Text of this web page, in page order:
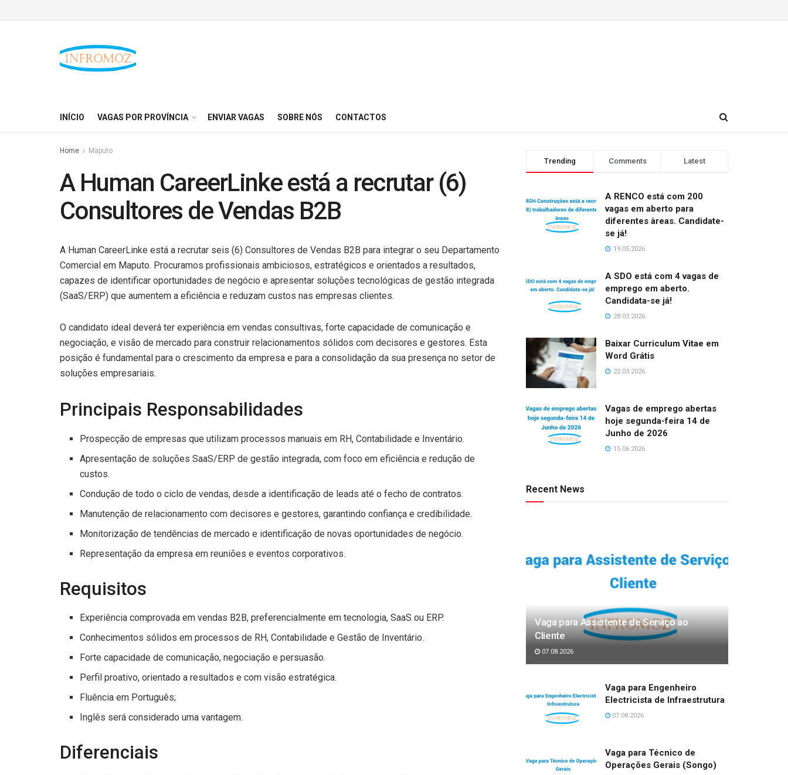
INÍCIO VAGAS POR PROVÍNCIA ENVIAR VAGAS SOBRE NÓS CONTACTOS
Home Maputo
A Human CareerLinke está a recrutar (6)
Consultores de Vendas B2B
A Human CareerLinke está a recrutar seis (6) Consultores de Vendas B2B para integrar o seu Departamento
Comercial em Maputo. Procuramos profissionais ambiciosos, estratégicos e orientados a resultados,
capazes de identificar oportunidades de negócio e apresentar soluções tecnológicas de gestão integrada
(SaaS/ERP) que aumentem a eficiência e reduzam custos nas empresas clientes.
O candidato ideal deverá ter experiência em vendas consultivas, forte capacidade de comunicação e
negociação, e visão de mercado para construir relacionamentos sólidos com decisores e gestores. Esta
posição é fundamental para o crescimento da empresa e para a consolidação da sua presença no setor de
soluções empresariais.
Principais Responsabilidades
Prospecção de empresas que utilizam processos manuais em RH, Contabilidade e Inventário.
Apresentação de soluções SaaS/ERP de gestão integrada, com foco em eficiência e redução de
custos.
Condução de todo o ciclo de vendas, desde a identificação de leads até o fecho de contratos.
Manutenção de relacionamento com decisores e gestores, garantindo confiança e credibilidade.
Monitorização de tendências de mercado e identificação de novas oportunidades de negócio.
Representação da empresa em reuniões e eventos corporativos.
Requisitos
Experiência comprovada em vendas B2B, preferencialmente em tecnologia, SaaS ou ERP.
Conhecimentos sólidos em processos de RH, Contabilidade e Gestão de Inventário.
Forte capacidade de comunicação, negociação e persuasão.
Perfil proativo, orientado a resultados e com visão estratégica.
Fluência em Português;
Inglês será considerado uma vantagem.
Diferenciais
Trending Comments Latest
A RENCO está com 200
vagas em aberto para
diferentes àreas. Candidate-
se já!
19.05.2026
A SDO está com 4 vagas de
emprego em aberto.
Candidata-se já!
28.03.2026
Baixar Curriculum Vitae em
Word Grátis
22.03.2026
Vagas de emprego abertas
hoje segunda-feira 14 de
Junho de 2026
15.06.2026
Recent News
Vaga para Assistente de Serviço ao
Cliente
07.08.2026
Vaga para Engenheiro
Electricista de Infraestrutura
07.08.2026
Vaga para Técnico de
Operações Gerais (Songo)